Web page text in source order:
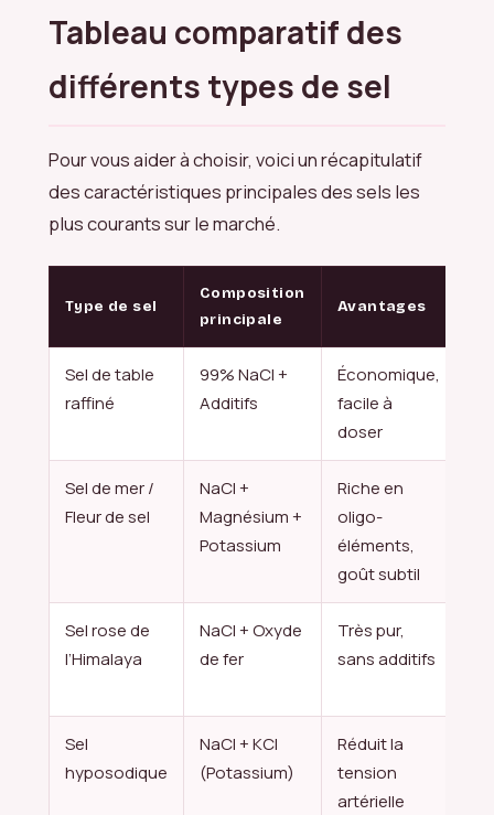
Tableau comparatif des
différents types de sel
Pour vous aider à choisir, voici un récapitulatif
des caractéristiques principales des sels les
plus courants sur le marché.
Type de sel
Composition
principale
Avantages
Sel de table
raffiné
99% NaCl +
Additifs
Économique,
facile à
doser
Sel de mer /
Fleur de sel
NaCl +
Magnésium +
Potassium
Riche en
oligo-
éléments,
goût subtil
Sel rose de
l’Himalaya
NaCl + Oxyde
de fer
Très pur,
sans additifs
Sel
hyposodique
NaCl + KCl
(Potassium)
Réduit la
tension
artérielle